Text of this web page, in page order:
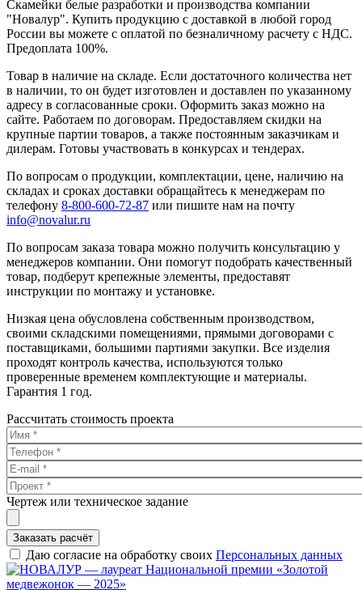
Скамейки белые разработки и производства компании
"Новалур". Купить продукцию с доставкой в любой город
России вы можете с оплатой по безналичному расчету с НДС.
Предоплата 100%.
Товар в наличие на складе. Если достаточного количества нет
в наличии, то он будет изготовлен и доставлен по указанному
адресу в согласованные сроки. Оформить заказ можно на
сайте. Работаем по договорам. Предоставляем скидки на
крупные партии товаров, а также постоянным заказчикам и
дилерам. Готовы участвовать в конкурсах и тендерах.
По вопросам о продукции, комплектации, цене, наличию на
складах и сроках доставки обращайтесь к менеджерам по
телефону 8-800-600-72-87 или пишите нам на почту
info@novalur.ru
По вопросам заказа товара можно получить консультацию у
менеджеров компании. Они помогут подобрать качественный
товар, подберут крепежные элементы, предоставят
инструкции по монтажу и установке.
Низкая цена обусловлена собственным производством,
своими складскими помещениями, прямыми договорами с
поставщиками, большими партиями закупки. Все изделия
проходят контроль качества, используются только
проверенные временем комплектующие и материалы.
Гарантия 1 год.
Рассчитать стоимость проекта
Чертеж или техническое задание
Заказать расчёт
Даю согласие на обработку своих Персональных данных